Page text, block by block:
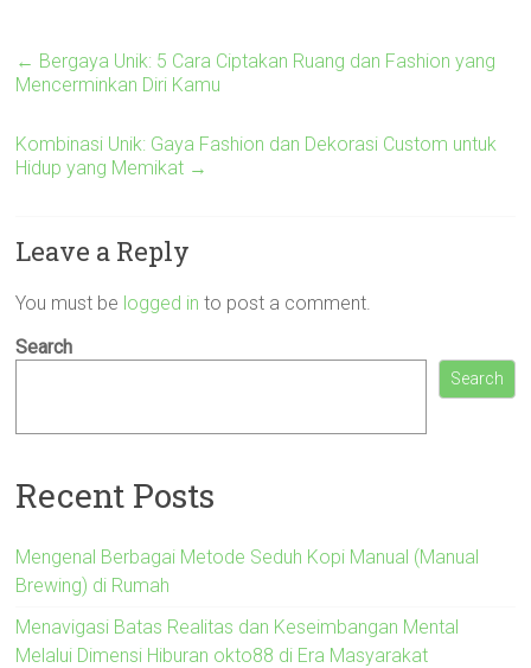
← Bergaya Unik: 5 Cara Ciptakan Ruang dan Fashion yang
Mencerminkan Diri Kamu
Kombinasi Unik: Gaya Fashion dan Dekorasi Custom untuk
Hidup yang Memikat →
Leave a Reply
You must be logged in to post a comment.
Search
Search
Recent Posts
Mengenal Berbagai Metode Seduh Kopi Manual (Manual
Brewing) di Rumah
Menavigasi Batas Realitas dan Keseimbangan Mental
Melalui Dimensi Hiburan okto88 di Era Masyarakat